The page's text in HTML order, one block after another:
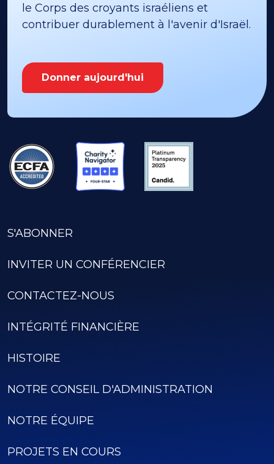
le Corps des croyants israéliens et
contribuer durablement à l'avenir d'Israël.
Donner aujourd'hui
S'ABONNER
INVITER UN CONFÉRENCIER
CONTACTEZ-NOUS
INTÉGRITÉ FINANCIÈRE
HISTOIRE
NOTRE CONSEIL D'ADMINISTRATION
NOTRE ÉQUIPE
PROJETS EN COURS